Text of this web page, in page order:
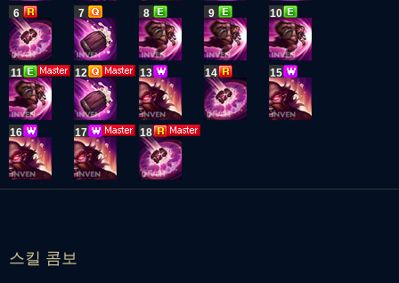
6 7 8 9 10
11 12 13 14 15
16 17 18
스킬 콤보